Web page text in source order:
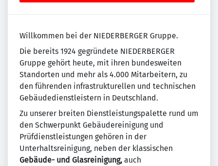
Willkommen bei der NIEDERBERGER Gruppe.
Die bereits 1924 gegründete NIEDERBERGER
Gruppe gehört heute, mit ihren bundesweiten
Standorten und mehr als 4.000 Mitarbeitern, zu
den führenden infrastrukturellen und technischen
Gebäudedienstleistern in Deutschland.
Zu unserer breiten Dienstleistungspalette rund um
den Schwerpunkt Gebäudereinigung und
Prüfdienstleistungen gehören in der
Unterhaltsreinigung, neben der klassischen
Gebäude- und Glasreinigung, auch